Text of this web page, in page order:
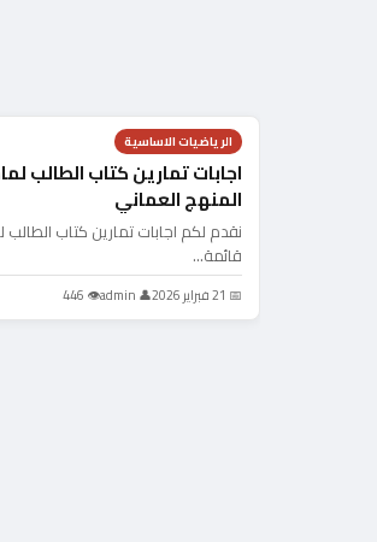
الرياضيات الاساسية
اجابات تمارين كتاب الطالب
المنهج العماني
نقدم لكم اجابات تمارين كتاب
قائمة…
📅 21 فبراير 2026 👤 admin
👁 446